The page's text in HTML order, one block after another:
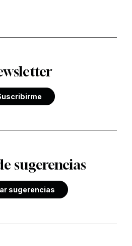
sugerencias
sugerencias